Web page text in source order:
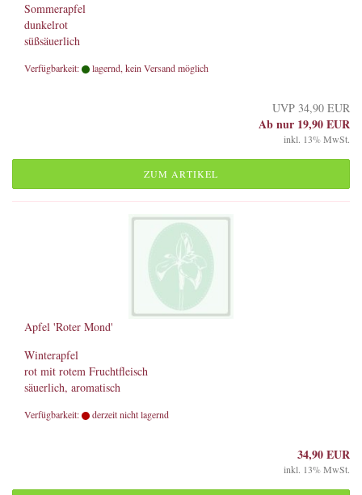
Sommerapfel
dunkelrot
süßsäuerlich
Verfügbarkeit: lagernd, kein Versand möglich
UVP 34,90 EUR
Ab nur 19,90 EUR
inkl. 13% MwSt.
ZUM ARTIKEL
Apfel 'Roter Mond'
Winterapfel
rot mit rotem Fruchtfleisch
säuerlich, aromatisch
Verfügbarkeit: derzeit nicht lagernd
34,90 EUR
inkl. 13% MwSt.